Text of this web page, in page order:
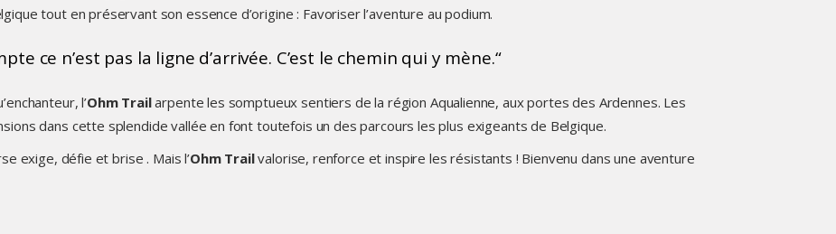
tout en préservant son essence d’origine : Favoriser l’aventure au podium.
ce n’est pas la ligne d’arrivée. C’est le chemin qui y mène.
l’Ohm Trailarpente les somptueux sentiers de la région Aqualienne, aux portes des Ardennes. Les
dans cette splendide vallée en font toutefois un des parcours les plus exigeants de Belgique.
exige, défie et brise . Mais l’Ohm Trailvalorise, renforce et inspire les résistants ! Bienvenu dans une aventure